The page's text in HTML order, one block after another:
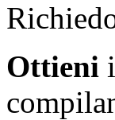
Ottieni